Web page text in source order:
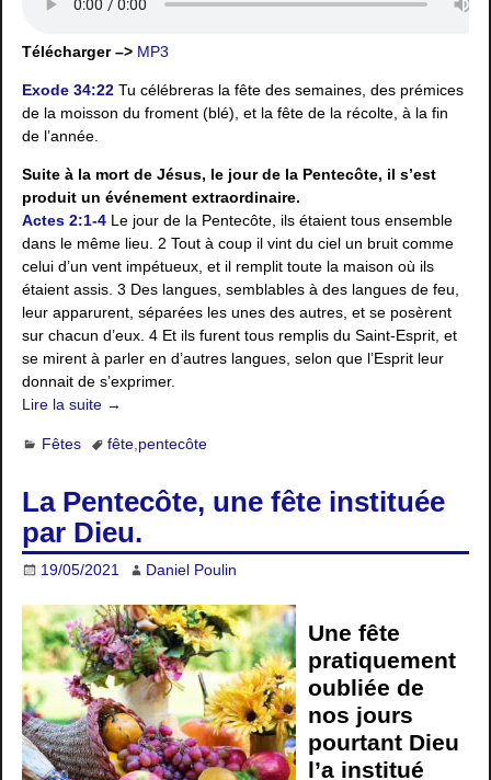
Télécharger –> MP3
Exode 34:22 Tu célébreras la fête des semaines, des prémices
de la moisson du froment (blé), et la fête de la récolte, à la fin
de l’année.
Suite à la mort de Jésus, le jour de la Pentecôte, il s’est
produit un événement extraordinaire.
Actes 2:1-4 Le jour de la Pentecôte, ils étaient tous ensemble
dans le même lieu. 2 Tout à coup il vint du ciel un bruit comme
celui d’un vent impétueux, et il remplit toute la maison où ils
étaient assis. 3 Des langues, semblables à des langues de feu,
leur apparurent, séparées les unes des autres, et se posèrent
sur chacun d’eux. 4 Et ils furent tous remplis du Saint-Esprit, et
se mirent à parler en d’autres langues, selon que l’Esprit leur
donnait de s’exprimer.
Lire la suite →
Fêtes fête, pentecôte
La Pentecôte, une fête instituée
par Dieu.
19/05/2021 Daniel Poulin
Une fête
pratiquement
oubliée de
nos jours
pourtant Dieu
l’a institué